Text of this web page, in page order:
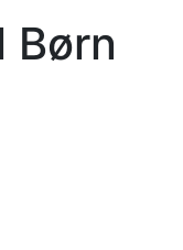
Børn